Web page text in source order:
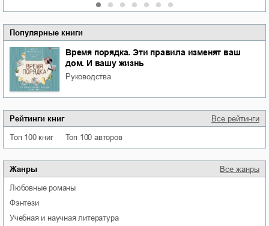
Популярные книги
Время порядка. Эти правила изменят ваш
дом. И вашу жизнь
руководства
Рейтинги книг Все рейтинги
Топ 100 книг Топ 100 авторов
Жанры Все жанры
любовные романы
фэнтези
учебная и научная литература